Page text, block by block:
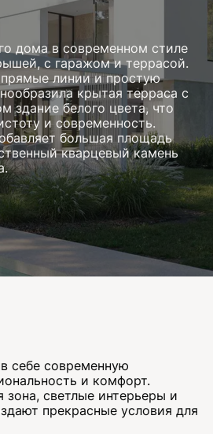
дома в современном стиле
с гаражом и террасой.
линии и простую
крытая терраса с
здание белого цвета, что
и современность.
большая площадь
кварцевый камень
себе современную
и комфорт.
зона, светлые интерьеры и
прекрасные условия для